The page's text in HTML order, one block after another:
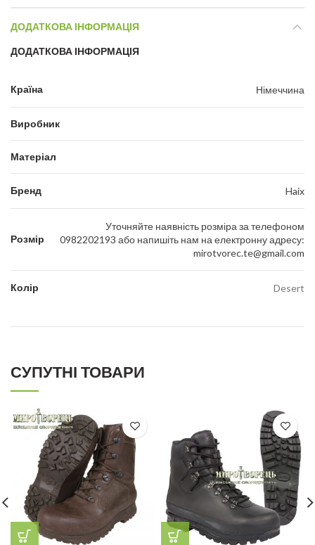
ДОДАТКОВА ІНФОРМАЦІЯ
ДОДАТКОВА ІНФОРМАЦІЯ
Країна Німеччина
Виробник
Матеріал
Бренд Haix
Розмір
Уточняйте наявність розміра за телефоном
0982202193 або напишіть нам на електронну адресу:
mirotvorec.te@gmail.com
Колір Desert
СУПУТНІ ТОВАРИ